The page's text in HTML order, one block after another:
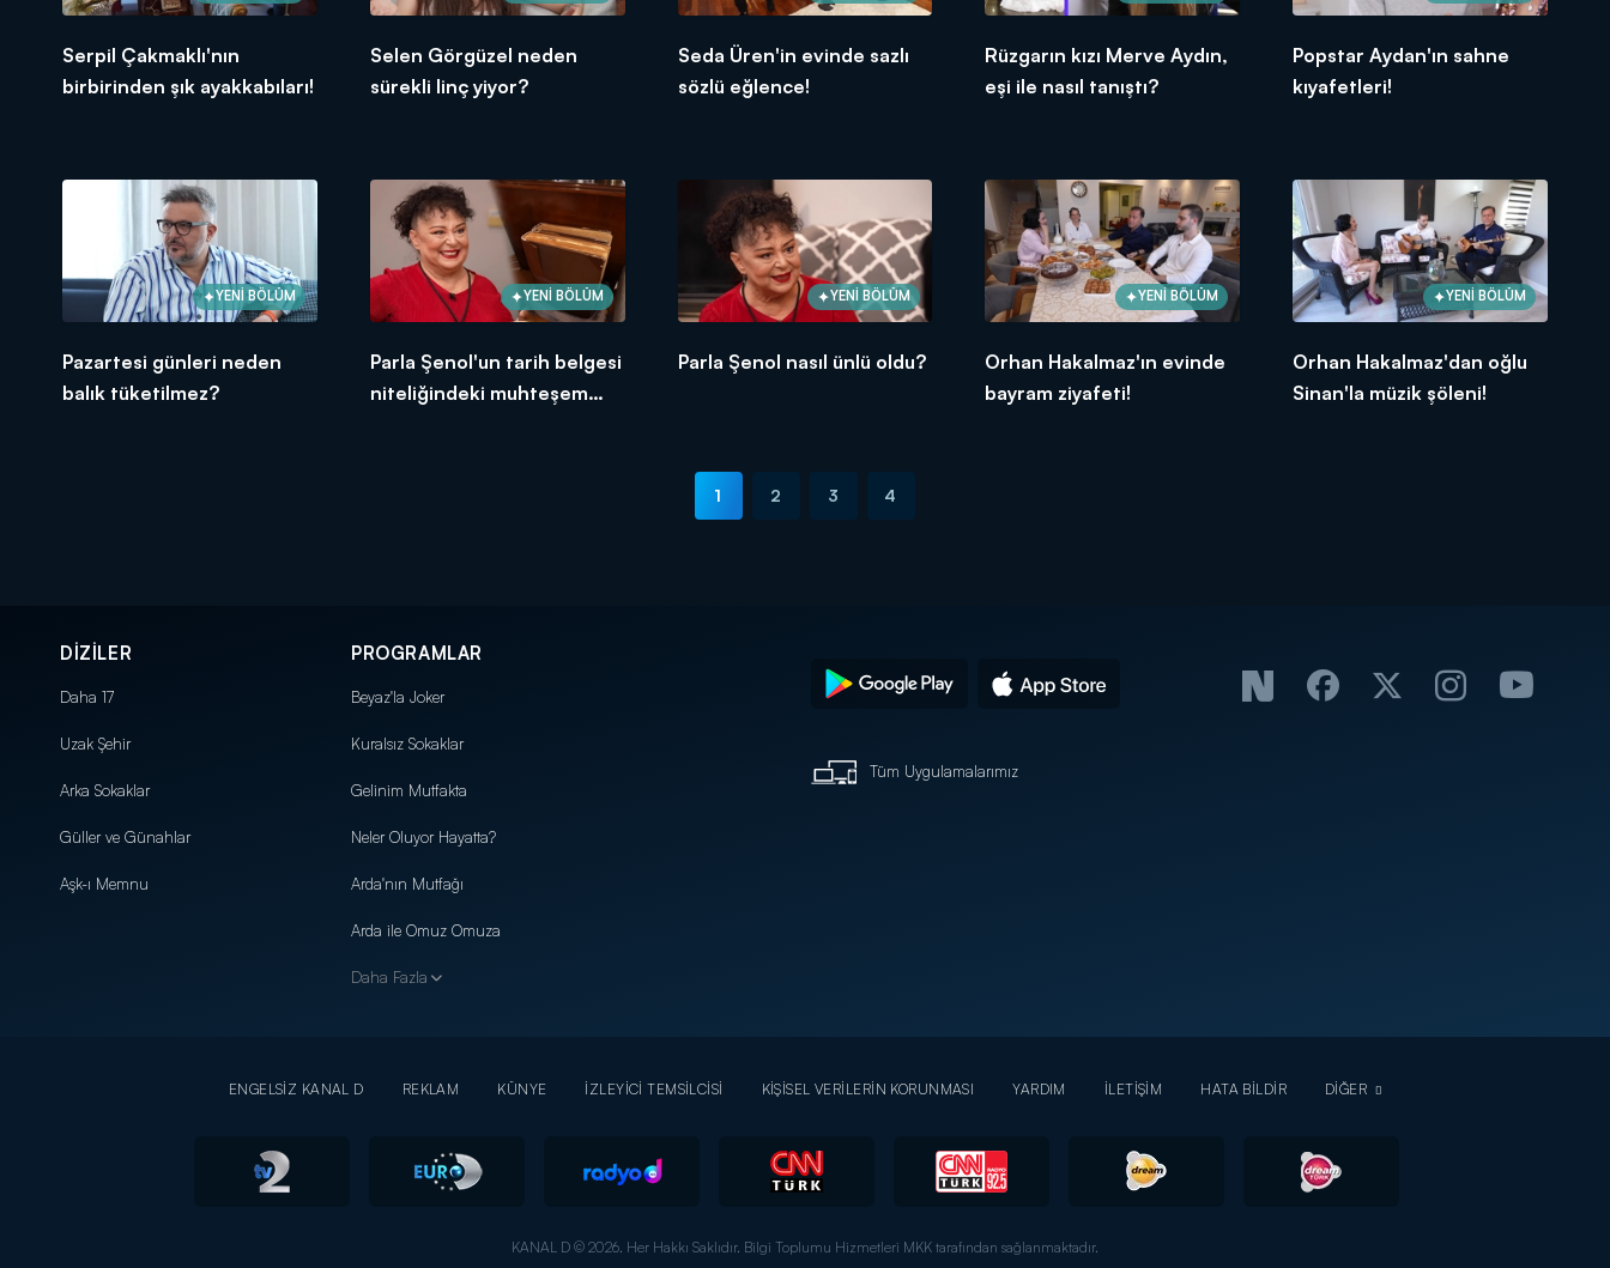
Serpil Çakmaklı'nın
birbirinden şık ayakkabıları!
Selen Görgüzel neden
sürekli linç yiyor?
Seda Üren'in evinde sazlı
sözlü eğlence!
Rüzgarın kızı Merve Aydın,
eşi ile nasıl tanıştı?
Popstar Aydan'ın sahne
kıyafetleri!
YENİ BÖLÜM
Pazartesi günleri neden
balık tüketilmez?
YENİ BÖLÜM
Parla Şenol'un tarih belgesi
niteliğindeki muhteşem
YENİ BÖLÜM
Parla Şenol nasıl ünlü oldu?
YENİ BÖLÜM
Orhan Hakalmaz'ın evinde
bayram ziyafeti!
YENİ BÖLÜM
Orhan Hakalmaz'dan oğlu
Sinan'la müzik şöleni!
1 2 3 4
DİZİLER
Daha 17
Uzak Şehir
Arka Sokaklar
Güller ve Günahlar
Aşk-ı Memnu
PROGRAMLAR
Beyaz'la Joker
Kuralsız Sokaklar
Gelinim Mutfakta
Neler Oluyor Hayatta?
Arda'nın Mutfağı
Arda ile Omuz Omuza
Daha Fazla
Tüm Uygulamalarımız
ENGELSİZ KANAL D REKLAM KÜNYE İZLEYİCİ TEMSİLCİSİ KİŞİSEL VERİLERİN KORUNMASI YARDIM İLETİŞİM HATA BİLDİR DİĞER
KANAL D © 2026. Her Hakkı Saklıdır. Bilgi Toplumu Hizmetleri MKK tarafından sağlanmaktadır.